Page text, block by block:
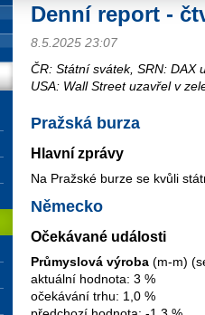
Denní report -
8.5.2025 23:07
ČR: Státní svátek, SRN: DAX
USA: Wall Street uzavřel v
Pražská burza
Hlavní zprávy
Na Pražské burze se kvůli
Německo
Očekávané události
Průmyslová výroba (m-m)
aktuální hodnota: 3 %
očekávání trhu: 1,0 %